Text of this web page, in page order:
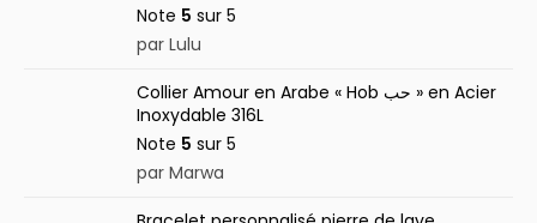
Note 5 sur 5
par Lulu
Collier Amour en Arabe « Hob حب » en Acier
Inoxydable 316L
Note 5 sur 5
par Marwa